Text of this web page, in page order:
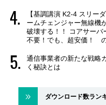
【基調講演 K2-4 スリー
ームチェンジャー無線機
破壊する！！ コアサーバ
不要！でも、超安価！
通信事業者の新たな戦
く秘訣とは
ダウンロード数ラン